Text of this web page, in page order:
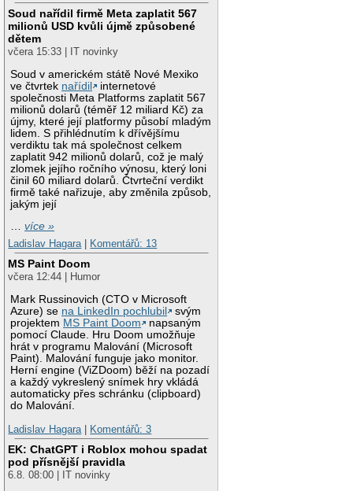
Soud nařídil firmě Meta zaplatit 567
milionů USD kvůli újmě způsobené
dětem
včera 15:33 | IT novinky
Soud v americkém státě Nové Mexiko
ve čtvrtek nařídil
internetové
společnosti Meta Platforms zaplatit 567
milionů dolarů (téměř 12 miliard Kč) za
újmy, které její platformy působí mladým
lidem. S přihlédnutím k dřívějšímu
verdiktu tak má společnost celkem
zaplatit 942 milionů dolarů, což je malý
zlomek jejího ročního výnosu, který loni
činil 60 miliard dolarů. Čtvrteční verdikt
firmě také nařizuje, aby změnila způsob,
jakým její
…více »
Ladislav Hagara
Komentářů: 13
MS Paint Doom
včera 12:44 | Humor
Mark Russinovich (CTO v Microsoft
Azure) se na LinkedIn pochlubil
svým
projektem MS Paint Doom
napsaným
pomocí Claude. Hru Doom umožňuje
hrát v programu Malování (Microsoft
Paint). Malování funguje jako monitor.
Herní engine (ViZDoom) běží na pozadí
a každý vykreslený snímek hry vkládá
automaticky přes schránku (clipboard)
do Malování.
Ladislav Hagara
Komentářů: 3
EK: ChatGPT i Roblox mohou spadat
pod přísnější pravidla
6.8. 08:00 | IT novinky